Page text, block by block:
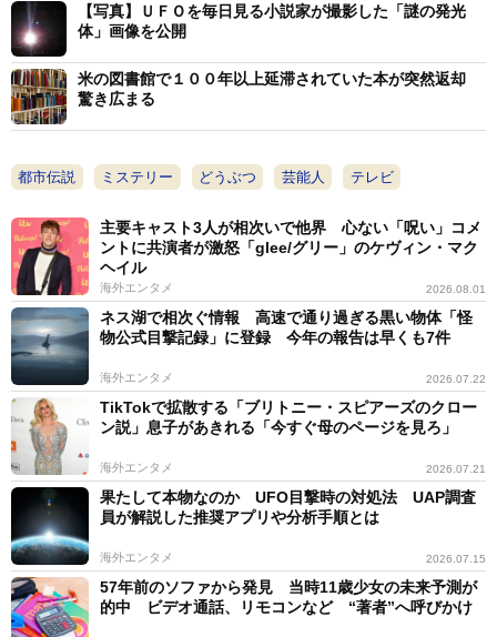
「子どもを産みたいと本人の方から言ってこられた。
タレント志望の若い女性で、後年、再会した時は京都で
占い師になられていた。オリバー君の方も、人間の女性
の裸の写真を見せると勃起した。『人間が条件反射を植
なかった。人間の女性に対して性的な身体反応を起こし
ことの証明であると今でも思っています」
大手映画会社からドキュメンタリーとして、オリバー
君と女性の「初夜」を撮らせて欲しいとオファーもあっ
たが、直前に警視庁からストップがかかった。「日本に
獣姦罪はないが、女性を傷つけた場合は傷害罪で逮捕す
る」。ここでトラブルが起きるとテレビ出演もできなく
なる。その計画は断念した。
同年７月、「木曜スペシャル」は「謎の怪奇人間オリ
バー！」と題して放送され、「ヒトかサルか」を鑑定す
る様子をオンエアして２４％以上の高視聴率をあげた。
日本テレビの名物ディレクター・矢追純一が番組を担当
し、康の母校である東京・海城高校の後輩だった徳光和
【写真】ＵＦＯを毎日見る小説家が撮影した「謎の発光
体」画像を公開
米の図書館で１００年以上延滞されていた本が突然返却
驚き広まる
都市伝説 ミステリー どうぶつ 芸能人 テレビ
主要キャスト3人が相次いで他界 心ない「呪い」コメ
ントに共演者が激怒「glee/グリー」のケヴィン・マク
ヘイル
海外エンタメ 2026.08.01
ネス湖で相次ぐ情報 高速で通り過ぎる黒い物体「怪
物公式目撃記録」に登録 今年の報告は早くも7件
海外エンタメ 2026.07.22
TikTokで拡散する「ブリトニー・スピアーズのクロー
ン説」息子があきれる「今すぐ母のページを見ろ」
海外エンタメ 2026.07.21
果たして本物なのか UFO目撃時の対処法 UAP調査
員が解説した推奨アプリや分析手順とは
海外エンタメ 2026.07.15
57年前のソファから発見 当時11歳少女の未来予測が
的中 ビデオ通話、リモコンなど “著者”へ呼びかけ